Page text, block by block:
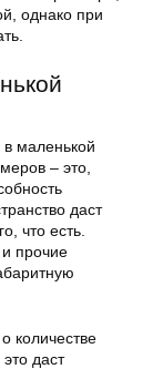
однако при
маленькой
– это,
даст
что есть.
прочие
количестве
даст